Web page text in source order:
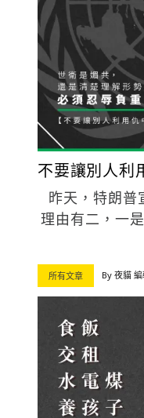
不要讓別人利
昨天，特朗普
理由有二，一
所有文章 By 夜貓